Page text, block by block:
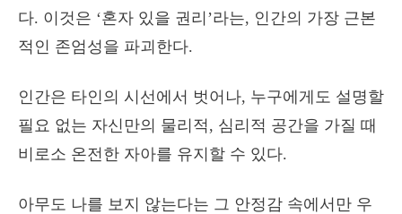
다. 이것은 ‘혼자 있을 권리’라는, 인간의 가장 근본
적인 존엄성을 파괴한다.
인간은 타인의 시선에서 벗어나, 누구에게도 설명할
필요 없는 자신만의 물리적, 심리적 공간을 가질 때
비로소 온전한 자아를 유지할 수 있다.
아무도 나를 보지 않는다는 그 안정감 속에서만 우